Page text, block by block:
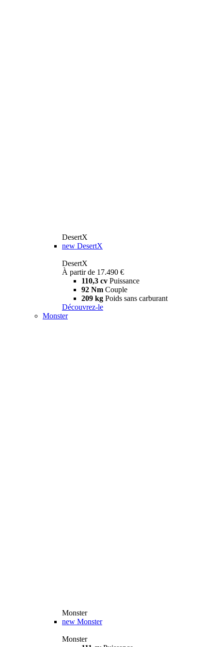
DesertX
new DesertX
DesertX
À partir de 17.490 €
110,3 cv Puissance
92 Nm Couple
209 kg Poids sans carburant
Découvrez-le
Monster
Monster
new Monster
Monster